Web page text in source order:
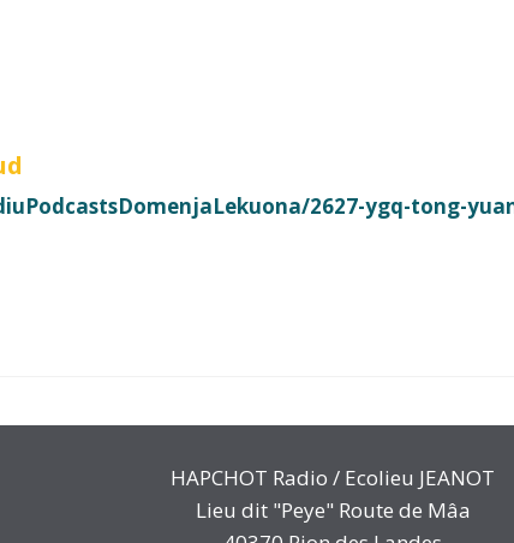
2627-ygq-tong-
HAPCHOT Radio / Ecolieu JEANOT
Lieu dit "Peye" Route de Mâa